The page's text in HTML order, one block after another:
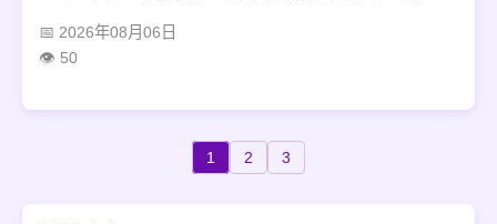
祖玛寺庙这些常规图，四小时就能搬一轮，蹲终极极
2026年08月06日
50
1 2 3